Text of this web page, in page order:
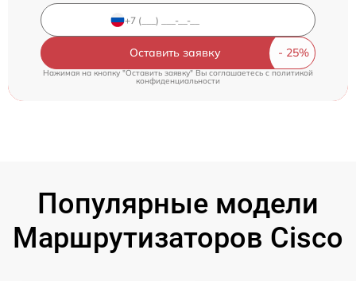
Оставить заявку
Нажимая на кнопку "Оставить заявку" Вы соглашаетесь cполитикой
конфиденциальности
Популярные модели
Маршрутизаторов Cisco